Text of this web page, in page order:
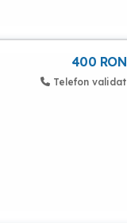
400 RON
Telefon validat